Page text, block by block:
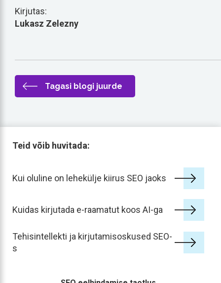
Kirjutas:
Lukasz Zelezny
Tagasi blogi juurde
Teid võib huvitada:
Kui oluline on lehekülje kiirus SEO jaoks
Kuidas kirjutada e-raamatut koos AI-ga
Tehisintellekti ja kirjutamisoskused SEO-
s